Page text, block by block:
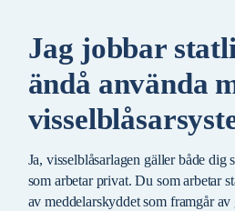
Jag jobbar
ändå använda
Ja, visselblåsarlagen gäller både dig
som arbetar privat. Du som arbetar
av meddelarskyddet som framgår av